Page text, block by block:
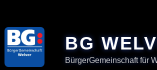
BG
BürgerGemeinschaft für